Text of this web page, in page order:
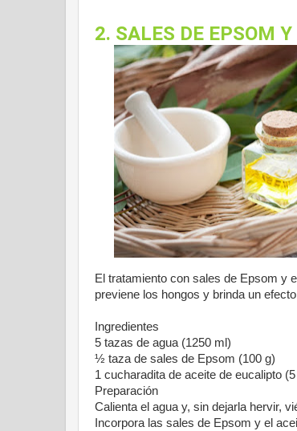
2. SALES DE EPSOM
El tratamiento con sales de Epsom y
previene los hongos y brinda un
Ingredientes
5 tazas de agua (1250 ml)
½ taza de sales de Epsom (100 g)
1 cucharadita de aceite de eucalipto (5
Preparación
Calienta el agua y, sin dejarla hervir,
Incorpora las sales de Epsom y el